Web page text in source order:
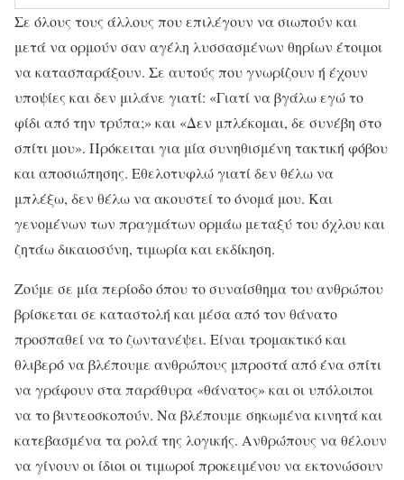
Σε όλους τους άλλους που επιλέγουν να σιωπούν και
μετά να ορμούν σαν αγέλη λυσσασμένων θηρίων έτοιμοι
να κατασπαράξουν. Σε αυτούς που γνωρίζουν ή έχουν
υποψίες και δεν μιλάνε γιατί: «Γιατί να βγάλω εγώ το
φίδι από την τρύπα;» και «Δεν μπλέκομαι, δε συνέβη στο
σπίτι μου». Πρόκειται για μία συνηθισμένη τακτική φόβου
και αποσιώπησης. Εθελοτυφλώ γιατί δεν θέλω να
μπλέξω, δεν θέλω να ακουστεί το όνομά μου. Και
γενομένων των πραγμάτων ορμάω μεταξύ του όχλου και
ζητάω δικαιοσύνη, τιμωρία και εκδίκηση.
Ζούμε σε μία περίοδο όπου το συναίσθημα του ανθρώπου
βρίσκεται σε καταστολή και μέσα από τον θάνατο
προσπαθεί να το ζωντανέψει. Είναι τρομακτικό και
θλιβερό να βλέπουμε ανθρώπους μπροστά από ένα σπίτι
να γράφουν στα παράθυρα «θάνατος» και οι υπόλοιποι
να το βιντεοσκοπούν. Να βλέπουμε σηκωμένα κινητά και
κατεβασμένα τα ρολά της λογικής. Ανθρώπους να θέλουν
να γίνουν οι ίδιοι οι τιμωροί προκειμένου να εκτονώσουν